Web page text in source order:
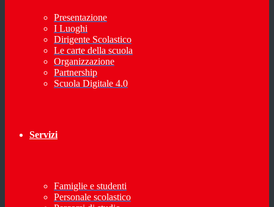
Presentazione
I Luoghi
Dirigente Scolastico
Le carte della scuola
Organizzazione
Partnership
Scuola Digitale 4.0
Servizi
Famiglie e studenti
Personale scolastico